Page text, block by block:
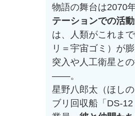
物語の舞台は
テーションでの活
は、人類がこれま
リ＝宇宙ゴミ）が
突入や人工衛星と
——。
星野八郎太（ほし
ブリ回収船「